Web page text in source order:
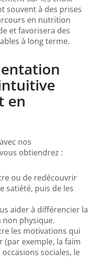
souvent à des prises
en nutrition
et favorisera des
à long terme.
en
nos
obtiendrez :
ou de redécouvrir
satiété, puis de les
aider à différencier la
non physique.
les motivations qui
(par exemple, la faim
sociales, le